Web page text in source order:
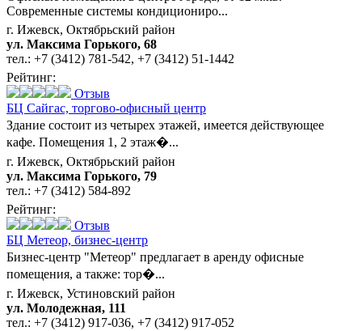
Современные системы кондициониро...
г. Ижевск, Октябрьский район
ул. Максима Горького, 68
тел.: +7 (3412) 781-542, +7 (3412) 51‑1442
Рейтинг:
Отзыв
БЦ Сайгас, торгово-офисный центр
Здание состоит из четырех этажей, имеется действующее
кафе. Помещения 1, 2 этаж�...
г. Ижевск, Октябрьский район
ул. Максима Горького, 79
тел.: +7 (3412) 584-892
Рейтинг:
Отзыв
БЦ Метеор, бизнес-центр
Бизнес-центр "Метеор" предлагает в аренду офисные
помещения, а также: тор�...
г. Ижевск, Устиновский район
ул. Молодежная, 111
тел.: +7 (3412) 917-036, +7 (3412) 917-052